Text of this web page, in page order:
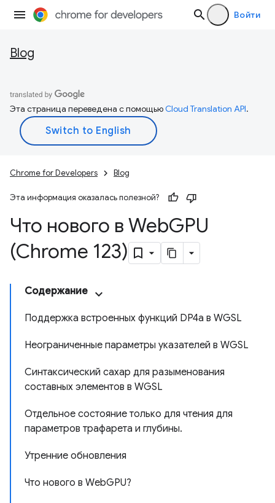
Войти
Blog
Эта страница переведена с помощьюCloud Translation API.
Chrome for Developers Blog
Эта информация оказалась полезной?
Что нового в WebGPU
(Chrome 123)
Содержание
Поддержка встроенных функций DP4a в WGSL
Неограниченные параметры указателей в WGSL
Синтаксический сахар для разыменования
составных элементов в WGSL
Отдельное состояние только для чтения для
параметров трафарета и глубины.
Утренние обновления
Что нового в WebGPU?